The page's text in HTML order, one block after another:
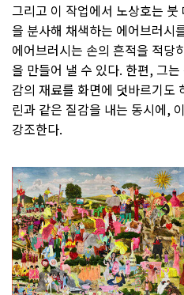
그리고 이 작업에서 노상호는
을 분사해 채색하는 에어브러시
에어브러시는 손의 흔적을 적당
을 만들어 낼 수 있다. 한편, 그
감의 재료를 화면에 덧바르기도
린과 같은 질감을 내는 동시에,
강조한다.